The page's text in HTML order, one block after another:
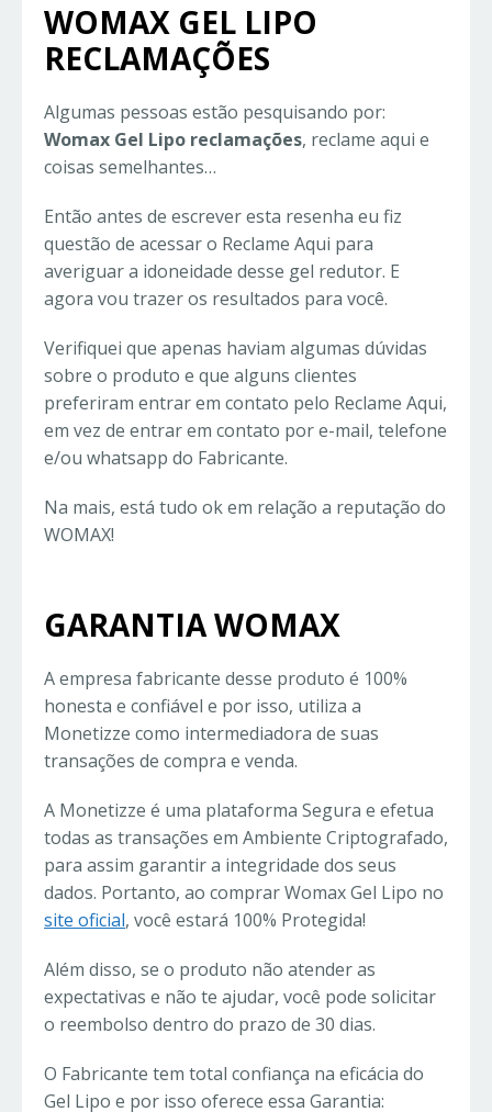
WOMAX GEL LIPO
RECLAMAÇÕES
Algumas pessoas estão pesquisando por:
Womax Gel Lipo reclamações, reclame aqui e
coisas semelhantes…
Então antes de escrever esta resenha eu fiz
questão de acessar o Reclame Aqui para
averiguar a idoneidade desse gel redutor. E
agora vou trazer os resultados para você.
Verifiquei que apenas haviam algumas dúvidas
sobre o produto e que alguns clientes
preferiram entrar em contato pelo Reclame Aqui,
em vez de entrar em contato por e-mail, telefone
e/ou whatsapp do Fabricante.
Na mais, está tudo ok em relação a reputação do
WOMAX!
GARANTIA WOMAX
A empresa fabricante desse produto é 100%
honesta e confiável e por isso, utiliza a
Monetizze como intermediadora de suas
transações de compra e venda.
A Monetizze é uma plataforma Segura e efetua
todas as transações em Ambiente Criptografado,
para assim garantir a integridade dos seus
dados. Portanto, ao comprar Womax Gel Lipo no
site oficial, você estará 100% Protegida!
Além disso, se o produto não atender as
expectativas e não te ajudar, você pode solicitar
o reembolso dentro do prazo de 30 dias.
O Fabricante tem total confiança na eficácia do
Gel Lipo e por isso oferece essa Garantia: